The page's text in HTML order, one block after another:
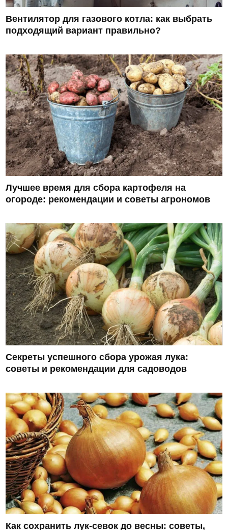
Вентилятор для газового котла: как выбрать
подходящий вариант правильно?
Лучшее время для сбора картофеля на
огороде: рекомендации и советы агрономов
Секреты успешного сбора урожая лука:
советы и рекомендации для садоводов
Как сохранить лук-севок до весны: советы,